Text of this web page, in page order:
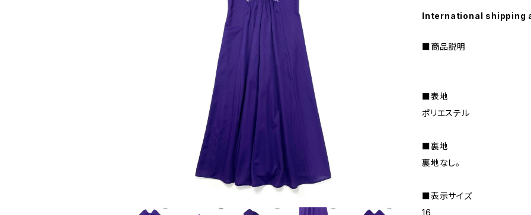
International shipping
■商品説明
■表地
ポリエステル
■裏地
裏地なし。
■表示サイズ
16